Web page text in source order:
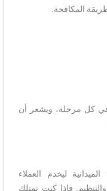
المكافحة.
كل مرحلة، ويشعر أن
ليخدم العملاء
فإذا كنت تمتلك